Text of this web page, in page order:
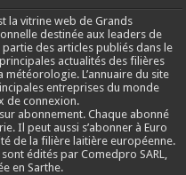
la vitrine web de Grands
destinée aux leaders de
des articles publiés dans le
actualités des filières
L’annuaire du site
entreprises du monde
de connexion.
abonnement. Chaque abonné
Il peut aussi s’abonner à Euro
de la filière laitière européenne.
édités par Comedpro SARL,
en Sarthe.